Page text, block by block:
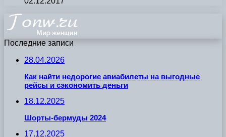
Последние записи
28.04.2026
Как найти недорогие авиабилеты на выгодные
рейсы и сэкономить деньги
18.12.2025
Шорты-бермуды 2024
17.12.2025